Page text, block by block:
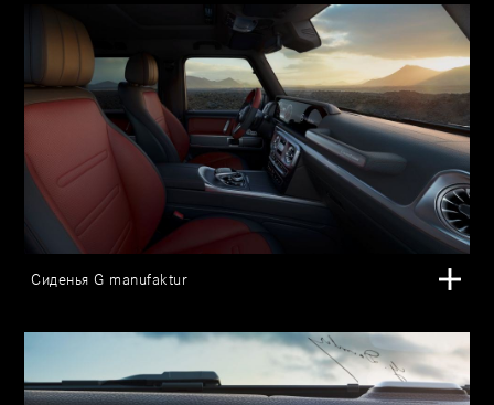
Сиденья G manufaktur